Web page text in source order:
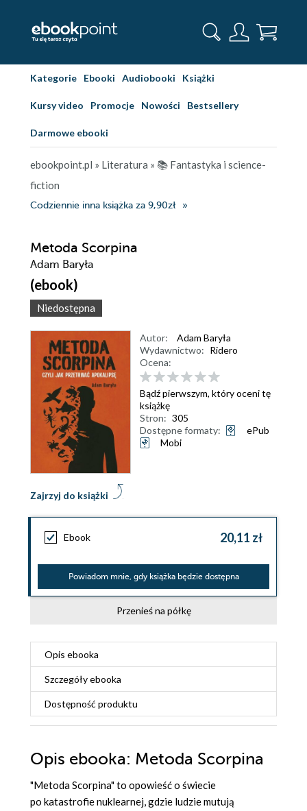
Kategorie Ebooki Audiobooki Książki
Kursy video Promocje Nowości Bestsellery
Darmowe ebooki
ebookpoint.pl » Literatura » 📚 Fantastyka i science-
fiction
Codziennie inna książka za 9,90zł
Metoda Scorpina
Adam Baryła
(ebook)
Niedostępna
Zajrzyj do książki
Autor:
Adam Baryła
Wydawnictwo: Ridero
Ocena:
Bądź pierwszym, który oceni tę
książkę
Stron: 305
Dostępne formaty:
ePub
Mobi
Ebook 20,11 zł
Powiadom mnie, gdy książka będzie dostępna
Przenieś na półkę
Opis ebooka
Szczegółyebooka
Dostępność produktu
Opis ebooka: Metoda Scorpina
"Metoda Scorpina" to opowieść o świecie
po katastrofie nuklearnej, gdzie ludzie mutują